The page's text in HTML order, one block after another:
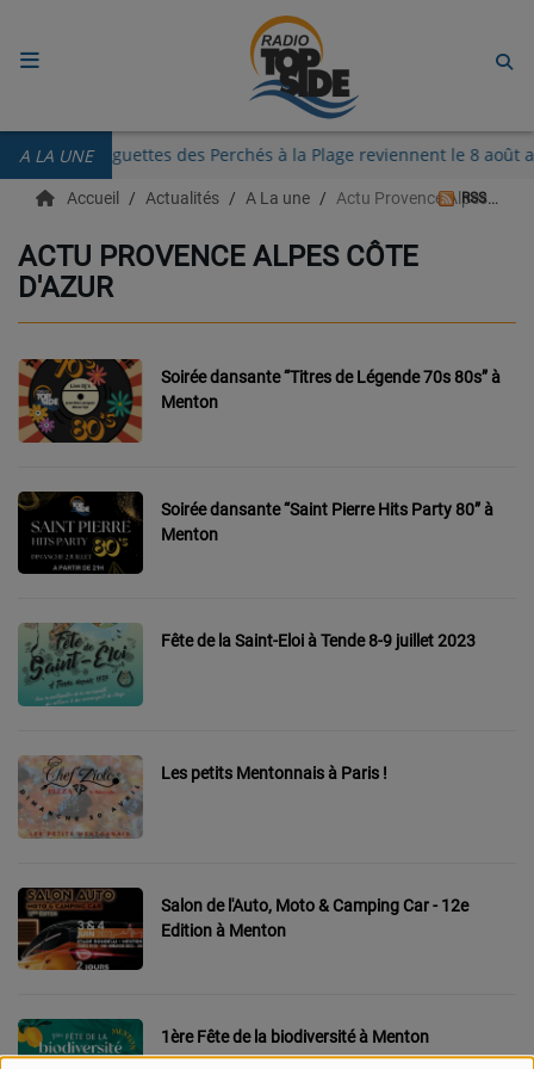
A LA UNELes Guinguettes des Perchés à la Plage reviennent le 8
RADIO
ECOUTER
RECHERCHE DE TITRES
EMISSIONS
LIVE DJ
EQUIPES
CONTACT
Team Building Radio
INFO
EVÉNEMENTS
CIRCULATION EN TEMPS RÉEL
HIGH-TECH
SPORT
Accueil Actualités A La une Actu Provence Alpes Côte d'azur
RSS
ACTU PROVENCE ALPES CÔTE
D'AZUR
Soirée dansante “Titres de Légende 70s 80s” à
Menton
Soirée dansante “Saint Pierre Hits Party 80” à
Menton
Fête de la Saint-Eloi à Tende 8-9 juillet 2023
Les petits Mentonnais à Paris !
Salon de l'Auto, Moto & Camping Car - 12e
Edition à Menton
1ère Fête de la biodiversité à Menton